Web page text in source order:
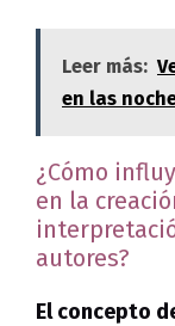
Leer más:
en las
¿Cómo
en la
autores?
El concepto